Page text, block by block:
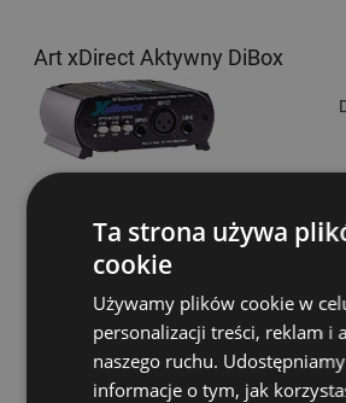
Art xDirect Aktywny DiBox
HK Audio Polar 12 MK2 Aktywny
nagłośnieniowy
Ta strona używa
cookie
Używamy plików cookie w
personalizacji treści, reklam i
naszego ruchu.
informacje o tym, jak